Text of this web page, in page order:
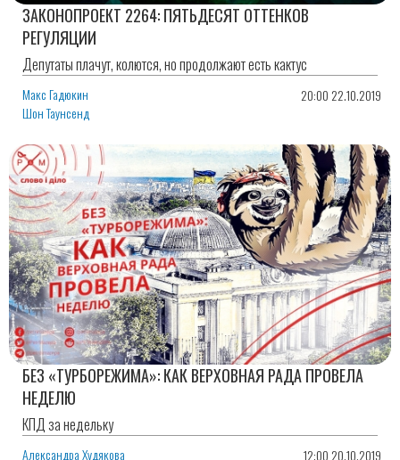
ЗАКОНОПРОЕКТ 2264: ПЯТЬДЕСЯТ ОТТЕНКОВ
РЕГУЛЯЦИИ
Депутаты плачут, колются, но продолжают есть кактус
Макс Гадюкин
Шон Таунсенд
20:00 22.10.2019
БЕЗ «ТУРБОРЕЖИМА»: КАК ВЕРХОВНАЯ РАДА ПРОВЕЛА
НЕДЕЛЮ
КПД за недельку
Александра Худякова 12:00 20.10.2019